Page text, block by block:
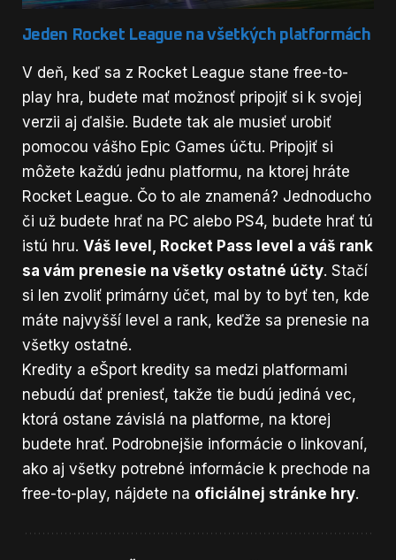
Jeden Rocket League na všetkých platformách
V deň, keď sa z Rocket League stane free-to-
play hra, budete mať možnosť pripojiť si k svojej
verzii aj ďalšie. Budete tak ale musieť urobiť
pomocou vášho Epic Games účtu. Pripojiť si
môžete každú jednu platformu, na ktorej hráte
Rocket League. Čo to ale znamená? Jednoducho
či už budete hrať na PC alebo PS4, budete hrať tú
istú hru. Váš level, Rocket Pass level a váš rank
sa vám prenesie na všetky ostatné účty. Stačí
si len zvoliť primárny účet, mal by to byť ten, kde
máte najvyšší level a rank, keďže sa prenesie na
všetky ostatné.
Kredity a eŠport kredity sa medzi platformami
nebudú dať preniesť, takže tie budú jediná vec,
ktorá ostane závislá na platforme, na ktorej
budete hrať. Podrobnejšie informácie o linkovaní,
ako aj všetky potrebné informácie k prechode na
free-to-play, nájdete na oficiálnej stránke hry.